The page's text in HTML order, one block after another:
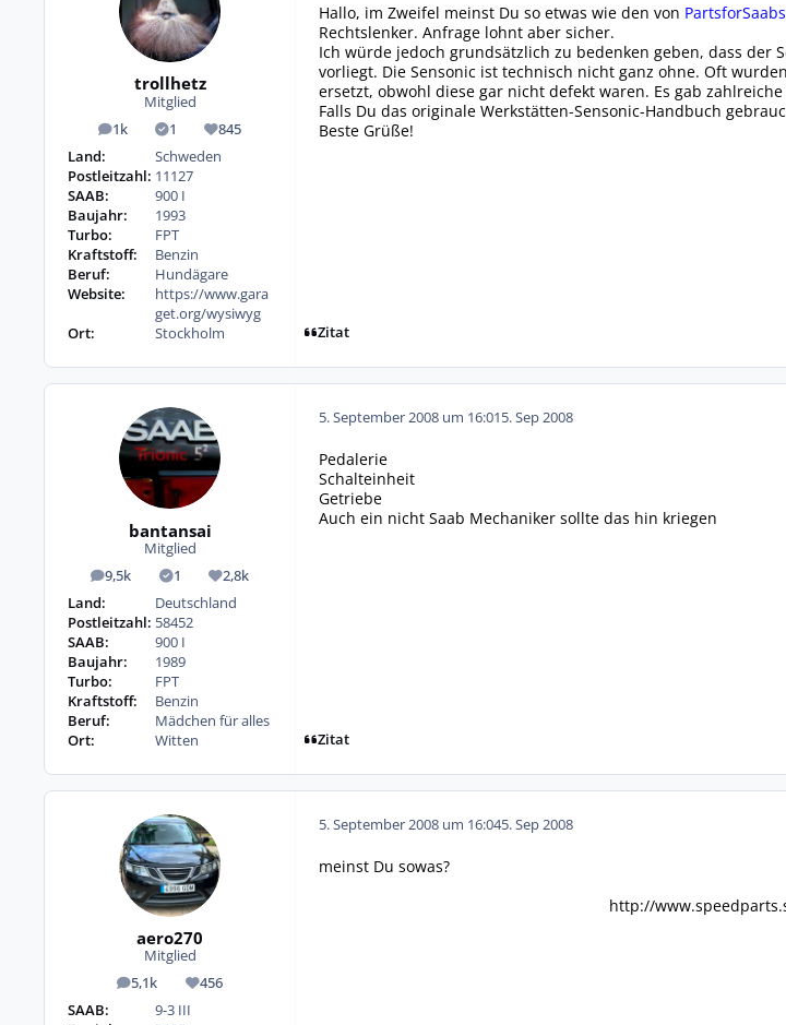
trollhetz
Mitglied
1k
Beiträge 1
Lösungen845
Reputation
Land:
Schweden
Postleitzahl: 11127
SAAB:
900 I
Baujahr:
1993
Turbo:
FPT
Kraftstoff:
Benzin
Beruf:
Hundägare
Website:
https://www.gara
get.org/wysiwyg
Ort:
Stockholm
Hallo, im Zweifel meinst Du so etwas wie den von PartsforSaabs
Rechtslenker. Anfrage lohnt aber sicher.
Ich würde jedoch grundsätzlich zu bedenken geben, dass
vorliegt. Die Sensonic ist technisch nicht ganz ohne. Oft
ersetzt, obwohl diese gar nicht defekt waren. Es gab
Falls Du das originale Werkstätten-Sensonic-Handbuch
Beste Grüße!
Zitat
bantansai
Mitglied
9,5k
Beiträge 1
Lösungen2,8k
Reputation
Land:
Deutschland
Postleitzahl: 58452
SAAB:
900 I
Baujahr:
1989
Turbo:
FPT
Kraftstoff:
Benzin
Beruf:
Mädchen für alles
Ort:
Witten
5. September 2008 um 16:015. Sep 2008
Pedalerie
Schalteinheit
Getriebe
Auch ein nicht Saab Mechaniker sollte das hin kriegen
Zitat
aero270
Mitglied
5,1k
Beiträge 456
Reputation
SAAB:
9-3 III
5. September 2008 um 16:045. Sep 2008
meinst Du sowas?
http://